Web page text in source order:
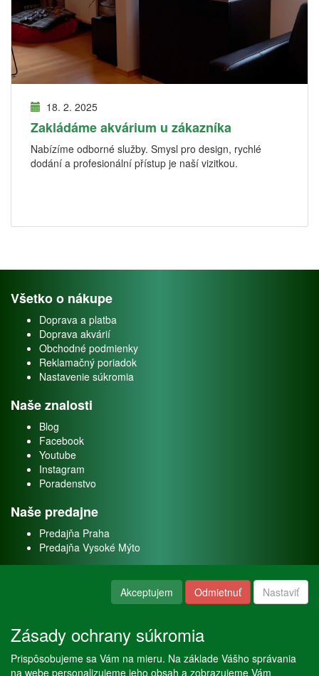
18. 2. 2025
Zakládáme akvárium u zákazníka
Nabízíme odborné služby. Smysl pro design, rychlé
dodání a profesionální přístup je naší vizitkou.
Všetko o nákupe
Doprava a platba
Doprava akvárií
Obchodné podmienky
Reklamačný poriadok
Nastavenie súkromia
Naše znalosti
Blog
Facebook
Youtube
Instagram
Poradenstvo
Naše predajne
Predajňa Praha
Predajňa Vysoké Mýto
Naše služby
Servis
Akceptujem Odmietnuť Nastaviť
Zásady ochrany súkromia
Prispôsobujeme sa Vám na mieru. Na základe Vášho správania
na webe personalizujeme jeho obsah a zobrazujeme Vám